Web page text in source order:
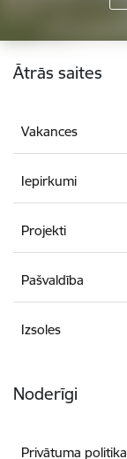
Kājene
Ātrās saites
Vakances
Iepirkumi
Projekti
Pašvaldība
Izsoles
Noderīgi
Privātuma politika